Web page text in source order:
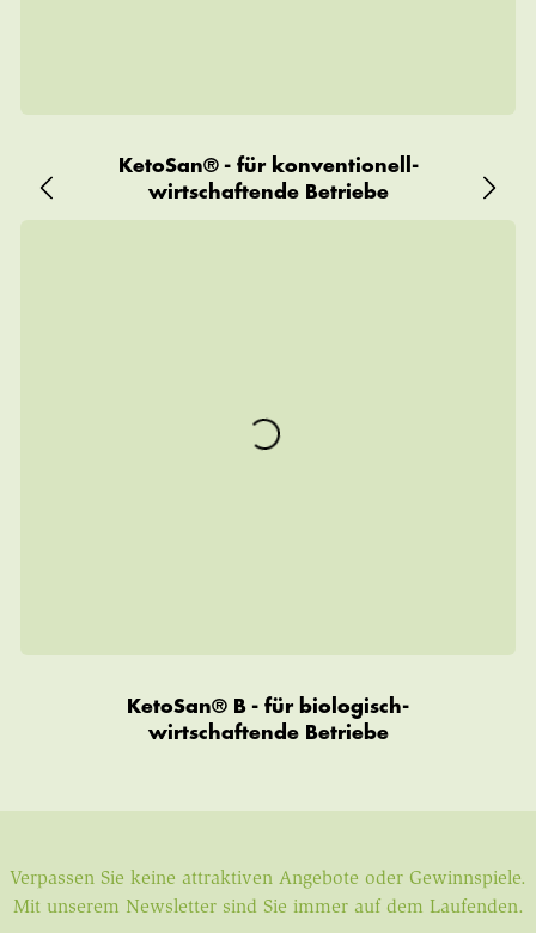
KetoSan® - für konventionell-
wirtschaftende Betriebe
KetoSan® B - für biologisch-
wirtschaftende Betriebe
Verpassen Sie keine attraktiven Angebote oder Gewinnspiele.
Mit unserem Newsletter sind Sie immer auf dem Laufenden.